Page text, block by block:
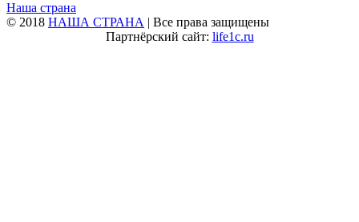
Наша страна
© 2018 НАША СТРАНА | Все права защищены
Партнёрский сайт: life1c.ru